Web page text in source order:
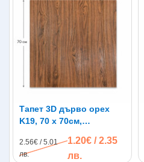
Тапет 3D дърво орех
K19, 70 х 70см,
2.56€ / 5.01
лв.
1.20€ / 2.35
лв.